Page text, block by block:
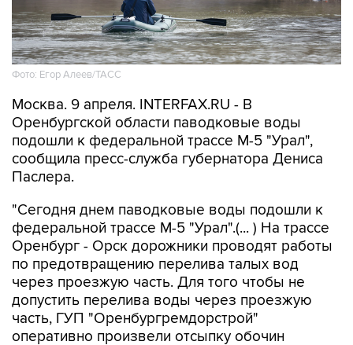
Фото: Егор Алеев/ТАСС
Москва. 9 апреля. INTERFAX.RU - В
Оренбургской области паводковые воды
подошли к федеральной трассе М-5 "Урал",
сообщила пресс-служба губернатора Дениса
Паслера.
"Сегодня днем паводковые воды подошли к
федеральной трассе М-5 "Урал".(... ) На трассе
Оренбург - Орск дорожники проводят работы
по предотвращению перелива талых вод
через проезжую часть. Для того чтобы не
допустить перелива воды через проезжую
часть, ГУП "Оренбургремдорстрой"
оперативно произвели отсыпку обочин